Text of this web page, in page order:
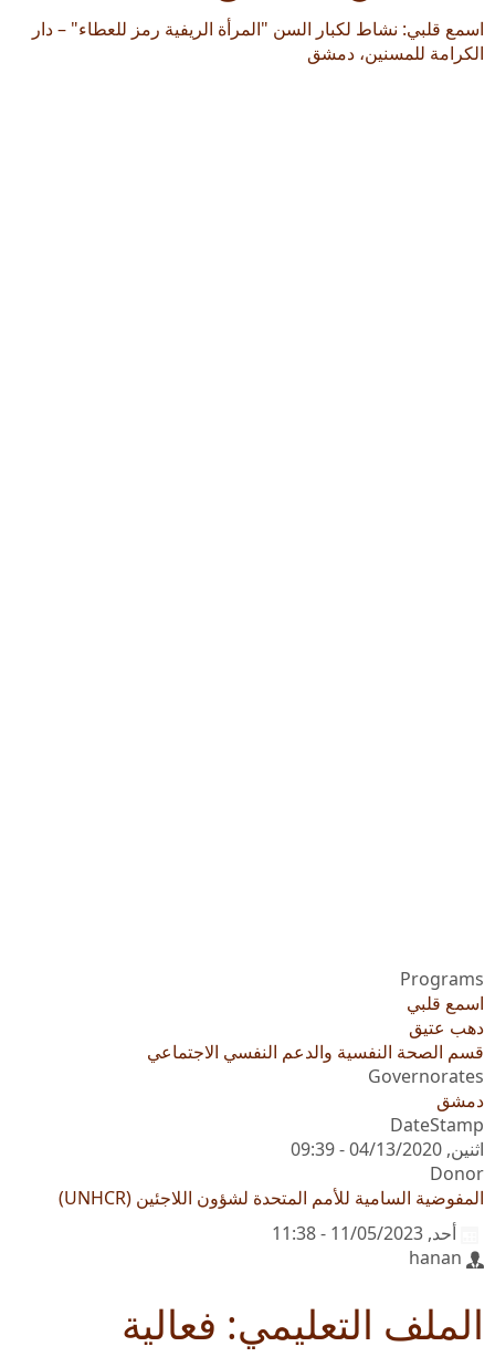
اسمع قلبي: نشاط لكبار السن "المرأة الريفية رمز للعطاء" – دار
الكرامة للمسنين، دمشق
Programs
اسمع قلبي
دهب عتيق
قسم الصحة النفسية والدعم النفسي الاجتماعي
Governorates
دمشق
DateStamp
اثنين, 04/13/2020 - 09:39
Donor
المفوضية السامية للأمم المتحدة لشؤون اللاجئين (UNHCR)
أحد, 11/05/2023 - 11:38
hanan
الملف التعليمي: فعالية